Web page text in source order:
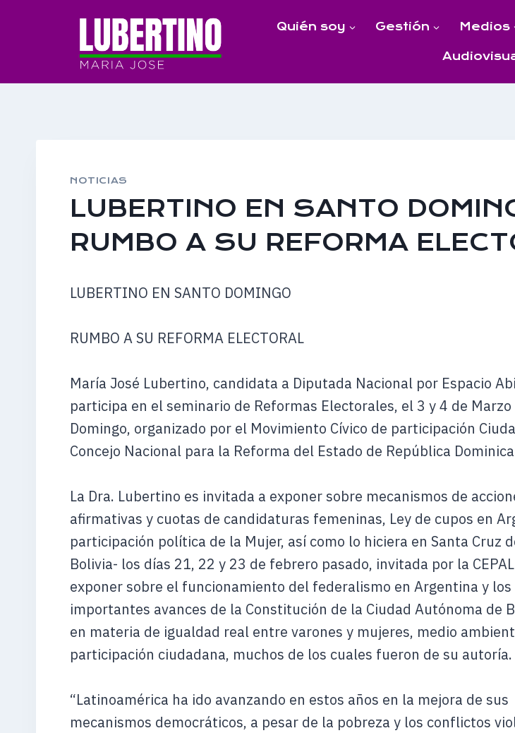
Quién soy Gestión Medios
NOTICIAS
LUBERTINO EN SANTO
RUMBO A SU REFORMA
LUBERTINO EN SANTO DOMINGO
RUMBO A SU REFORMA ELECTORAL
María José Lubertino, candidata a Diputada Nacional por Espacio
participa en el seminario de Reformas Electorales, el 3 y 4 de Marzo
Domingo, organizado por el Movimiento Cívico de participación
Concejo Nacional para la Reforma del Estado de República
La Dra. Lubertino es invitada a exponer sobre mecanismos de
afirmativas y cuotas de candidaturas femeninas, Ley de cupos en
participación política de la Mujer, así como lo hiciera en Santa Cruz
Bolivia- los días 21, 22 y 23 de febrero pasado, invitada por la
exponer sobre el funcionamiento del federalismo en Argentina y los
importantes avances de la Constitución de la Ciudad Autónoma de
en materia de igualdad real entre varones y mujeres, medio
participación ciudadana, muchos de los cuales fueron de su autoría.
“Latinoamérica ha ido avanzando en estos años en la mejora de sus
mecanismos democráticos, a pesar de la pobreza y los conflictos